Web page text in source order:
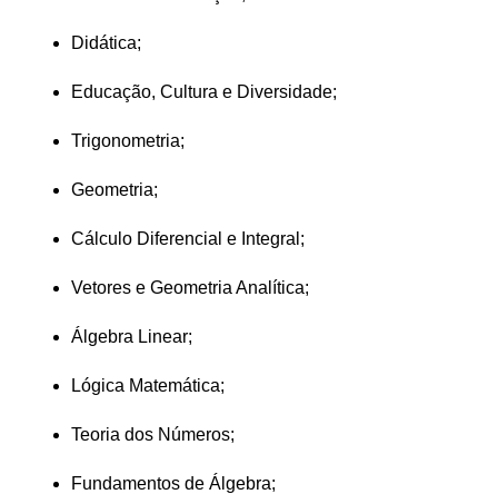
Didática;
Educação, Cultura e Diversidade;
Trigonometria;
Geometria;
Cálculo Diferencial e Integral;
Vetores e Geometria Analítica;
Álgebra Linear;
Lógica Matemática;
Teoria dos Números;
Fundamentos de Álgebra;